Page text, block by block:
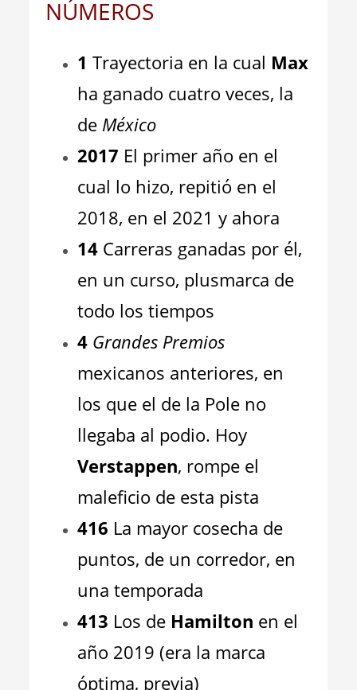
NÚMEROS
1 Trayectoria en la cual Max
ha ganado cuatro veces, la
de México
2017 El primer año en el
cual lo hizo, repitió en el
2018, en el 2021 y ahora
14 Carreras ganadas por él,
en un curso, plusmarca de
todo los tiempos
4 Grandes Premios
mexicanos anteriores, en
los que el de la Pole no
llegaba al podio. Hoy
Verstappen, rompe el
maleficio de esta pista
416 La mayor cosecha de
puntos, de un corredor, en
una temporada
413 Los de Hamilton en el
año 2019 (era la marca
óptima, previa)